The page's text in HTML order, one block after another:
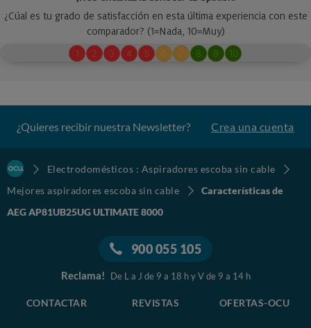
¿Quieres recibir nuestra Newsletter? Crea una cuenta
Electrodomésticos : Aspiradores escoba sin cable
Mejores aspiradores escoba sin cable
Características de
AEG AP81UB25UG ULTIMATE 8000
900 055 105
Reclama! De L a J de 9 a 18 h y V de 9 a 14 h
CONTACTAR REVISTAS OFERTAS-OCU